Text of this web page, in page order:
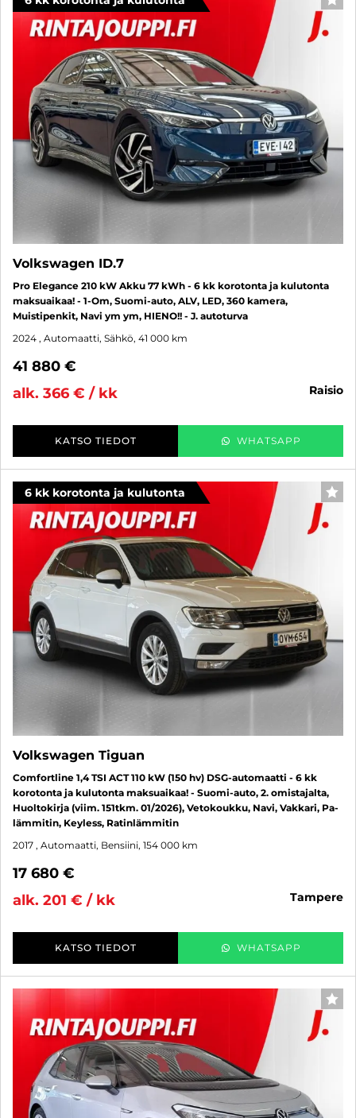
Volkswagen ID.7
Pro Elegance 210 kW Akku 77 kWh - 6 kk korotonta ja kulutonta
maksuaikaa! - 1-Om, Suomi-auto, ALV, LED, 360 kamera,
Muistipenkit, Navi ym ym, HIENO!! - J. autoturva
2024 , Automaatti, Sähkö, 41 000 km
41 880 €
alk. 366 € / kk
raisio
KATSO TIEDOT WHATSAPP
6 kk korotonta ja kulutonta
Volkswagen Tiguan
Comfortline 1,4 TSI ACT 110 kW (150 hv) DSG-automaatti - 6 kk
korotonta ja kulutonta maksuaikaa! - Suomi-auto, 2. omistajalta,
Huoltokirja (viim. 151tkm. 01/2026), Vetokoukku, Navi, Vakkari, Pa-
lämmitin, Keyless, Ratinlämmitin
2017 , Automaatti, Bensiini, 154 000 km
17 680 €
alk. 201 € / kk
tampere
KATSO TIEDOT WHATSAPP